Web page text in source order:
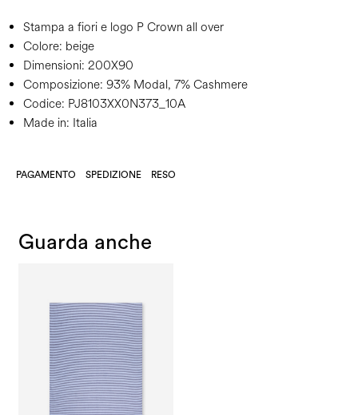
Stampa a fiori e logo P Crown all over
Colore: beige
Dimensioni: 200X90
Composizione: 93% Modal, 7% Cashmere
Codice: PJ8103XX0N373_10A
Made in: Italia
PAGAMENTO SPEDIZIONE RESO
Guarda anche